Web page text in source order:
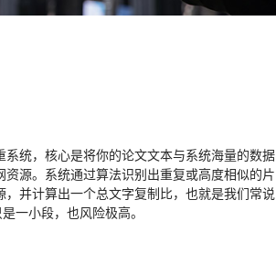
统，核心是将你的论文文本与系统海量的数据
源。系统通过算法识别出重复或高度相似的片
并计算出一个总文字复制比，也就是我们常说
一小段，也风险极高。